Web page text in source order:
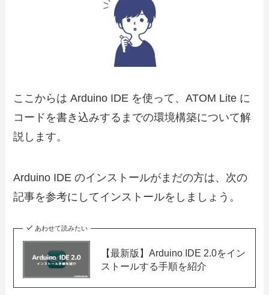
ここからは Arduino IDE を使って、ATOM Lite に
コードを書き込みするまでの環境構築について解
説します。
Arduino IDE のインストールがまだの方は、次の
記事を参考にしてインストールをしましょう。
あわせて読みたい
【最新版】Arduino IDE 2.0をイン
ストールする手順を紹介